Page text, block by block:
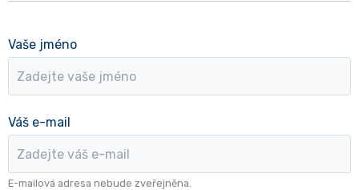
Vaše jméno
Váš e-mail
E-mailová adresa nebude zveřejněna.